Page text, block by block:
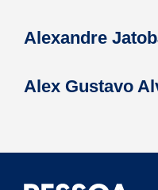
Alexandre
Alex Gustavo